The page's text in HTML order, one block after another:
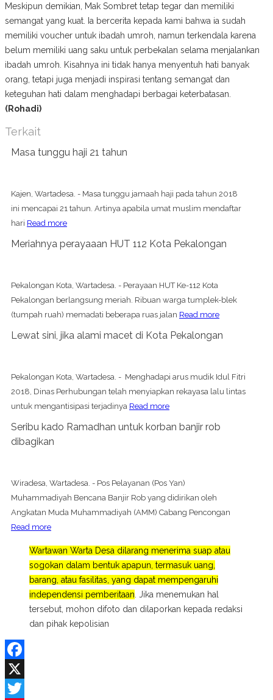
Meskipun demikian, Mak Sombret tetap tegar dan memiliki
semangat yang kuat. Ia bercerita kepada kami bahwa ia sudah
memiliki voucher untuk ibadah umroh, namun terkendala karena
belum memiliki uang saku untuk perbekalan selama menjalankan
ibadah umroh. Kisahnya ini tidak hanya menyentuh hati banyak
orang, tetapi juga menjadi inspirasi tentang semangat dan
keteguhan hati dalam menghadapi berbagai keterbatasan.
(Rohadi)
Terkait
Masa tunggu haji 21 tahun
Kajen, Wartadesa. - Masa tunggu jamaah haji pada tahun 2018
ini mencapai 21 tahun. Artinya apabila umat muslim mendaftar
hari Read more
Meriahnya perayaaan HUT 112 Kota Pekalongan
Pekalongan Kota, Wartadesa. - Perayaan HUT Ke-112 Kota
Pekalongan berlangsung meriah. Ribuan warga tumplek-blek
(tumpah ruah) memadati beberapa ruas jalan Read more
Lewat sini, jika alami macet di Kota Pekalongan
Pekalongan Kota, Wartadesa. - Menghadapi arus mudik Idul Fitri
2018, Dinas Perhubungan telah menyiapkan rekayasa lalu lintas
untuk mengantisipasi terjadinya Read more
Seribu kado Ramadhan untuk korban banjir rob
dibagikan
Wiradesa, Wartadesa. - Pos Pelayanan (Pos Yan)
Muhammadiyah Bencana Banjir Rob yang didirikan oleh
Angkatan Muda Muhammadiyah (AMM) Cabang Pencongan
Read more
Wartawan Warta Desa dilarang menerima suap atau
sogokan dalam bentuk apapun, termasuk uang,
barang, atau fasilitas, yang dapat mempengaruhi
independensi pemberitaan . Jika menemukan hal
tersebut, mohon difoto dan dilaporkan kepada redaksi
dan pihak kepolisian
Facebook
X